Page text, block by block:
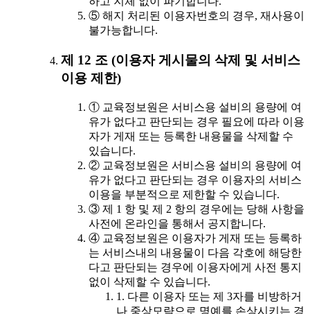
⑤ 해지 처리된 이용자번호의 경우, 재사용이
불가능합니다.
제 12 조 (이용자 게시물의 삭제 및 서비스
이용 제한)
① 교육정보원은 서비스용 설비의 용량에 여
유가 없다고 판단되는 경우 필요에 따라 이용
자가 게재 또는 등록한 내용물을 삭제할 수
있습니다.
② 교육정보원은 서비스용 설비의 용량에 여
유가 없다고 판단되는 경우 이용자의 서비스
이용을 부분적으로 제한할 수 있습니다.
③ 제 1 항 및 제 2 항의 경우에는 당해 사항을
사전에 온라인을 통해서 공지합니다.
④ 교육정보원은 이용자가 게재 또는 등록하
는 서비스내의 내용물이 다음 각호에 해당한
다고 판단되는 경우에 이용자에게 사전 통지
없이 삭제할 수 있습니다.
1. 다른 이용자 또는 제 3자를 비방하거
나 중상모략으로 명예를 손상시키는 경